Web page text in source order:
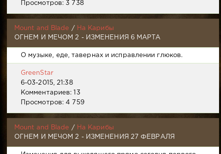
Просмотров: 3 738
Mount and Blade /
На Карибы
ОГНЕМ И МЕЧОМ 2 - ИЗМЕНЕНИЯ 6 МАРТА
О музыке, еде, тавернах и исправлении глюков.
GreenStar
6-03-2015, 21:38
Комментариев: 13
Просмотров: 4 759
Mount and Blade /
На Карибы
ОГНЕМ И МЕЧОМ 2 - ИЗМЕНЕНИЯ 27 ФЕВРАЛЯ